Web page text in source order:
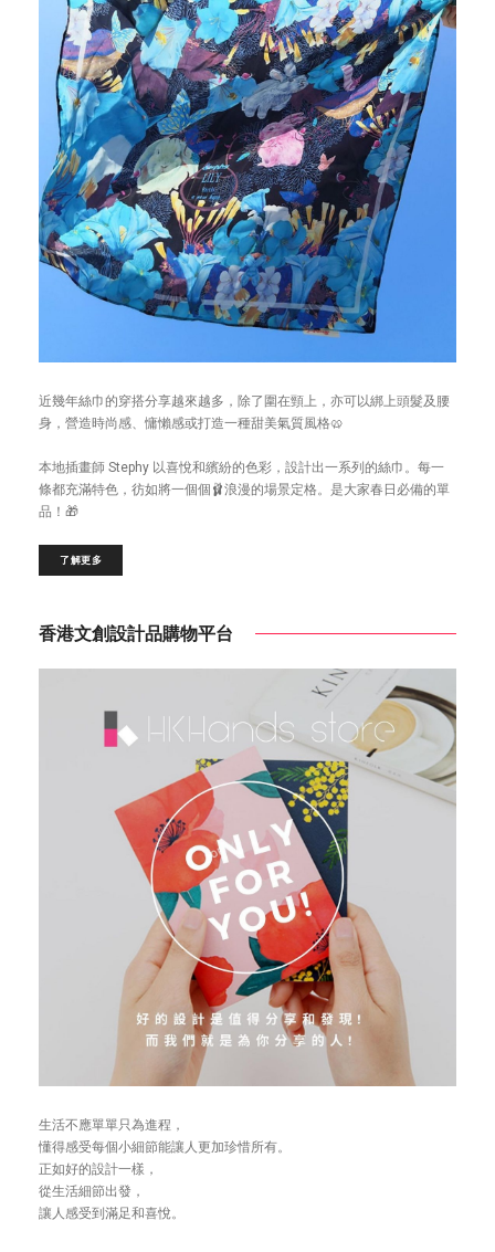
近幾年絲巾的穿搭分享越來越多，除了圍在頸上，亦可以綁上頭髮及腰
身，營造時尚感、慵懶感或打造一種甜美氣質風格🥨
本地插畫師 Stephy 以喜悅和繽紛的色彩，設計出一系列的絲巾。每一
條都充滿特色，彷如將一個個🩰浪漫的場景定格。是大家春日必備的單
品！🎁
了解更多
香港文創設計品購物平台
生活不應單單只為進程，
懂得感受每個小細節能讓人更加珍惜所有。
正如好的設計一樣，
從生活細節出發，
讓人感受到滿足和喜悅。